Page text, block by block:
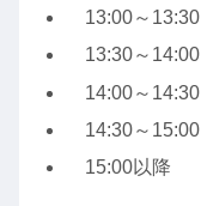
13:00～13:30
13:30～14:00
14:00～14:30
14:30～15:00
15:00以降